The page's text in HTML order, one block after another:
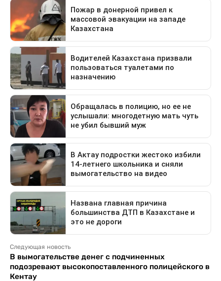
Следующая новость
В вымогательстве денег с подчиненных
подозревают высокопоставленного полицейского в
Кентау